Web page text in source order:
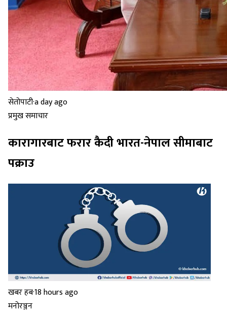
सेतोपाटी·a day ago
प्रमुख समाचार
कारागारबाट फरार कैदी भारत-नेपाल सीमाबाट
पक्राउ
खबर हब·18 hours ago
मनोरञ्जन